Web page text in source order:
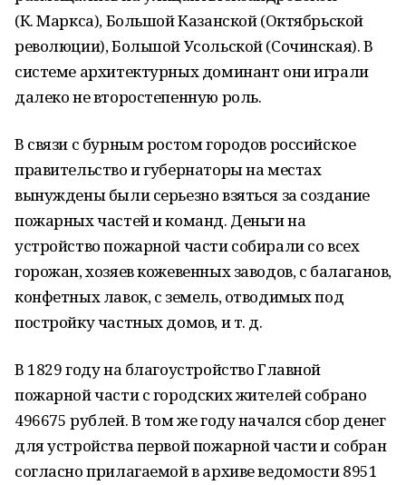
(К. Маркса), Большой Казанской (Октябрьской
революции), Большой Усольской (Сочинская). В
системе архитектурных доминант они играли
далеко не второстепенную роль.
В связи с бурным ростом городов российское
правительство и губернаторы на местах
вынуждены были серьезно взяться за создание
пожарных частей и команд. Деньги на
устройство пожарной части собирали со всех
горожан, хозяев кожевенных заводов, с балаганов,
конфетных лавок, с земель, отводимых под
постройку частных домов, и т. д.
В 1829 году на благоустройство Главной
пожарной части с городских жителей собрано
496675 рублей. В том же году начался сбор денег
для устройства первой пожарной части и собран
согласно прилагаемой в архиве ведомости 8951